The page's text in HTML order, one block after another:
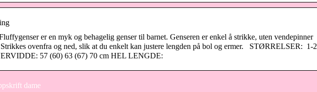
er en myk og behagelig genser til barnet. Genseren er enkel å strikke, uten vendepinner
Strikkes ovenfra og ned, slik at du enkelt kan justere lengden på bol og ermer. STØRRELSER: 1-2
57 (60) 63 (67) 70 cm HEL LENGDE:
dame